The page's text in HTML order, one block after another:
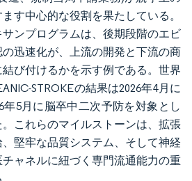
す中心的な役割を果たしている。
ンプログラムは、後期段階のエビ
迅速化が、上流の開発と下流の商
び付けるかを示す例である。世界
STROKEの結果は2026年4月に
年5月に脳卒中二次予防を対象とし
これらのマイルストーンは、拡張
堅牢な品質システム、そして神経
ャネルに紐づく専門流通能力の重